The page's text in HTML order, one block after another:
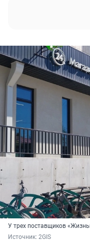
У трех поставщиков
Источник: 2GIS